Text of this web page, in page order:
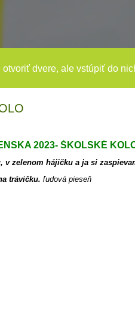
dvere, ale vstúpiť do
2023- ŠKOLSKÉ
v zelenom hájičku a ja si
trávičku. ľudová pieseň